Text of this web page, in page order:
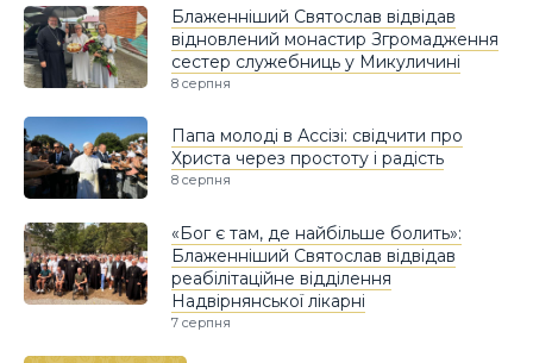
Блаженніший Святослав відвідав
відновлений монастир Згромадження
сестер служебниць у Микуличині
8 серпня
Папа молоді в Ассізі: свідчити про
Христа через простоту і радість
8 серпня
«Бог є там, де найбільше болить»:
Блаженніший Святослав відвідав
реабілітаційне відділення
Надвірнянської лікарні
7 серпня